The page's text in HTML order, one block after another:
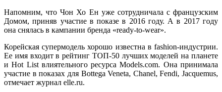
Напомним, что Чон Хо Ен уже сотрудничала с французским
Домом, приняв участие в показе в 2016 году. А в 2017 году
она снялась в кампании бренда «ready-to-wear».
Корейская супермодель хорошо известна в fashion-индустрии.
Ее имя входит в рейтинг ТОП-50 лучших моделей на планете
и Hot List влиятельного ресурса Models.com. Она принимала
участие в показах для Bottega Veneta, Chanel, Fendi, Jacquemus,
отмечает журнал elle.ru.